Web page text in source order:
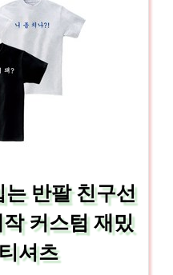
반팔 친구선
커스텀 재밌
셔츠